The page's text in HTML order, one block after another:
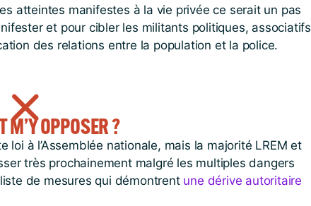
atteintes manifestes à la vie privée ce serait un pas
et pour cibler les militants politiques, associatifs
des relations entre la population et la police.
M’Y OPPOSER ?
loi à l’Assemblée nationale, mais la majorité LREM et
très prochainement malgré les multiples dangers
liste de mesures qui démontrent une dérive autoritaire